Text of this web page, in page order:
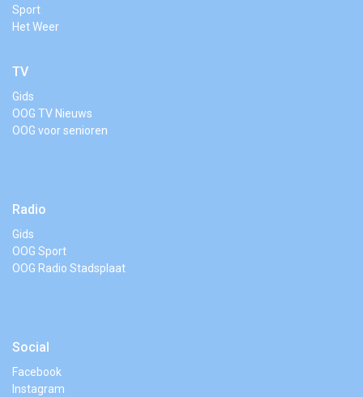
Sport
Het Weer
TV
Gids
OOG TV Nieuws
OOG voor senioren
Radio
Gids
OOG Sport
OOG Radio Stadsplaat
Social
Facebook
Instagram